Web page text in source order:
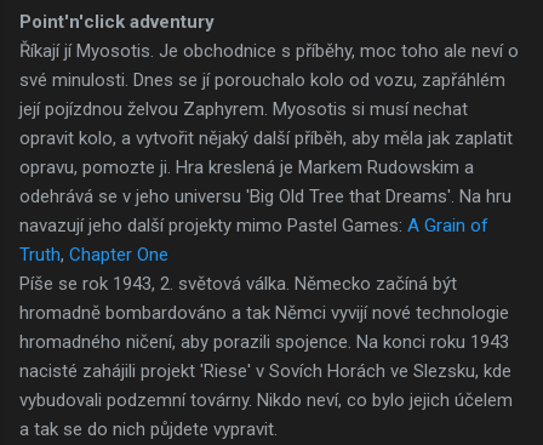
Point'n'click adventury
Říkají jí Myosotis. Je obchodnice s příběhy, moc toho ale neví o
své minulosti. Dnes se jí porouchalo kolo od vozu, zapřáhlém
její pojízdnou želvou Zaphyrem. Myosotis si musí nechat
opravit kolo, a vytvořit nějaký další příběh, aby měla jak zaplatit
opravu, pomozte ji. Hra kreslená je Markem Rudowskim a
odehrává se v jeho universu 'Big Old Tree that Dreams'. Na hru
navazují jeho další projekty mimo Pastel Games: A Grain of
Truth, Chapter One
Píše se rok 1943, 2. světová válka. Německo začíná být
hromadně bombardováno a tak Němci vyvijí nové technologie
hromadného ničení, aby porazili spojence. Na konci roku 1943
nacisté zahájili projekt 'Riese' v Sovích Horách ve Slezsku, kde
vybudovali podzemní továrny. Nikdo neví, co bylo jejich účelem
a tak se do nich půjdete vypravit.